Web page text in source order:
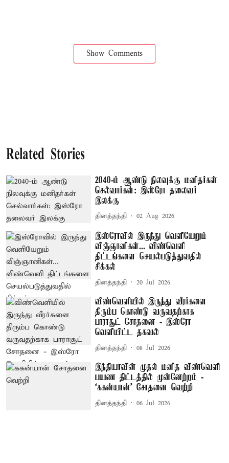
Show Comments
Related Stories
2040-ம் ஆண்டு நிலவுக்கு மனிதர்கள்
செல்வார்கள்: இஸ்ரோ தலைவர்
இலக்கு
தினத்தந்தி 02 Aug 2026
இஸ்ரோவில் இருந்து வெளியேறும்
விஞ்ஞானிகள்... விண்வெளி
திட்டங்களை செயல்படுத்துவதில்
சிக்கல்
தினத்தந்தி 20 Jul 2026
விண்வெளியில் இருந்து வீரர்களை
திரும்ப கொண்டு வருவதற்காக
பாராசூட் சோதனை - இஸ்ரோ
வெளியிட்ட தகவல்
தினத்தந்தி 08 Jul 2026
இந்தியாவின் முதல் மனித விண்வெளி
பயண திட்டத்தில் முன்னேற்றம் -
‘ககன்யான்’ சோதனை வெற்றி
தினத்தந்தி 06 Jul 2026